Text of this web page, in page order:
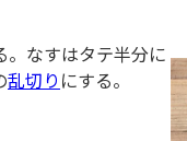
。なすはタテ半分に
乱切り にする。